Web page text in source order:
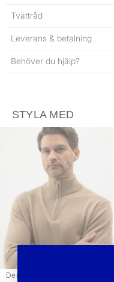
Tvättråd
Leverans & betalning
Behöver du hjälp?
STYLA MED
Dennis T-Neck